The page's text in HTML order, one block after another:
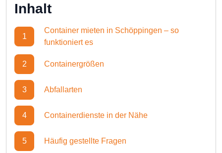
Inhalt
1
Container mieten in Schöppingen – so
funktioniert es
2 Containergrößen
3 Abfallarten
4 Containerdienste in der Nähe
5 Häufig gestellte Fragen